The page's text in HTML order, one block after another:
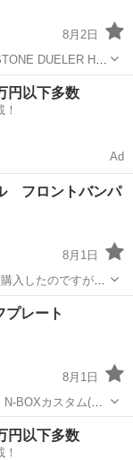
8月2日
DUELER H/L
円以下多数
Ad
フロントバンパ
8月1日
入したのですが、
復した方がいいで
イデアル
プレート
8月1日
BOXカスタム(令
ト左右です。 L…
渡し日時､相談...
カッフプレート
円以下多数